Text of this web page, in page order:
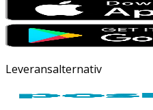
Leveransalternativ